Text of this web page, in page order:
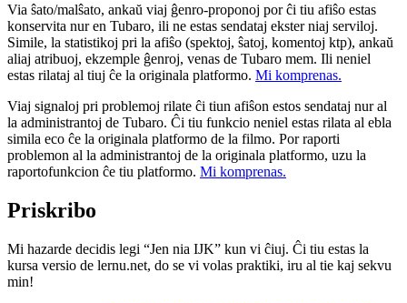
Via ŝato/malŝato, ankaŭ viaj ĝenro-proponoj por ĉi tiu afiŝo estas
konservita nur en Tubaro, ili ne estas sendataj ekster niaj serviloj.
Simile, la statistikoj pri la afiŝo (spektoj, ŝatoj, komentoj ktp), ankaŭ
aliaj atribuoj, ekzemple ĝenroj, venas de Tubaro mem. Ili neniel
estas rilataj al tiuj ĉe la originala platformo. Mi komprenas.
Viaj signaloj pri problemoj rilate ĉi tiun afiŝon estos sendataj nur al
la administrantoj de Tubaro. Ĉi tiu funkcio neniel estas rilata al ebla
simila eco ĉe la originala platformo de la filmo. Por raporti
problemon al la administrantoj de la originala platformo, uzu la
raportofunkcion ĉe tiu platformo. Mi komprenas.
Priskribo
Mi hazarde decidis legi “Jen nia IJK” kun vi ĉiuj. Ĉi tiu estas la
kursa versio de lernu.net, do se vi volas praktiki, iru al tie kaj sekvu
min!